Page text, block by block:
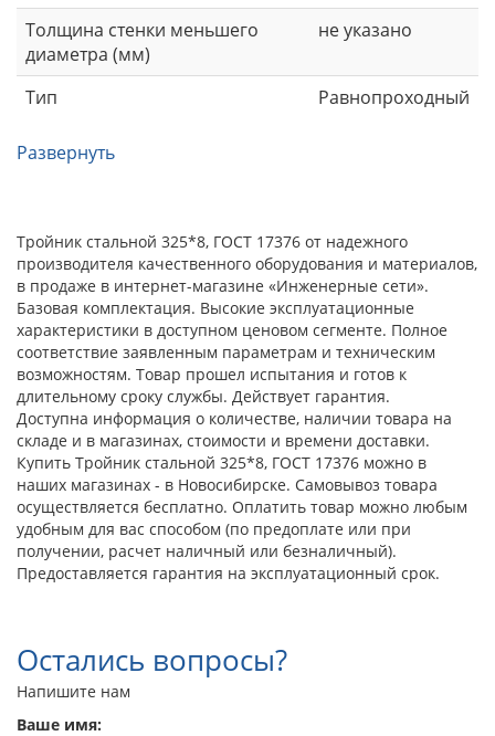
Толщина стенки меньшего
диаметра (мм)
не указано
Тип Равнопроходный
Развернуть
Тройник стальной 325*8, ГОСТ 17376 от надежного
производителя качественного оборудования и материалов,
в продаже в интернет-магазине «Инженерные сети».
Базовая комплектация. Высокие эксплуатационные
характеристики в доступном ценовом сегменте. Полное
соответствие заявленным параметрам и техническим
возможностям. Товар прошел испытания и готов к
длительному сроку службы. Действует гарантия.
Доступна информация о количестве, наличии товара на
складе и в магазинах, стоимости и времени доставки.
Купить Тройник стальной 325*8, ГОСТ 17376 можно в
наших магазинах - в Новосибирске. Самовывоз товара
осуществляется бесплатно. Оплатить товар можно любым
удобным для вас способом (по предоплате или при
получении, расчет наличный или безналичный).
Предоставляется гарантия на эксплуатационный срок.
Остались вопросы?
Напишите нам
Ваше имя: